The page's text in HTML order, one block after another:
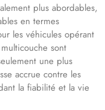
plus abordables,
en termes
les véhicules opérant
sont
une plus
accrue contre les
la fiabilité et la vie